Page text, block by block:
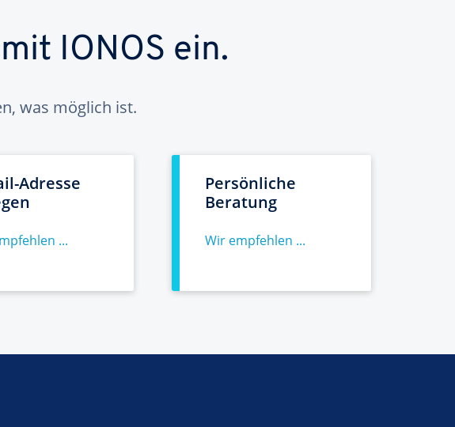
IONOS ein.
was möglich ist.
Adresse
...
Persönliche
Beratung
Wir empfehlen ...